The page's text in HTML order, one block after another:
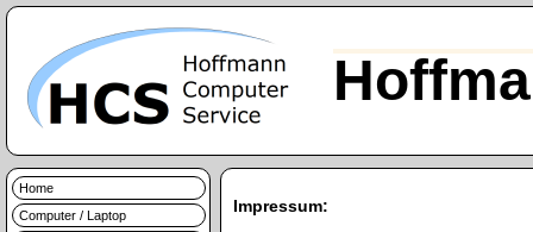
Home
Computer / Laptop
Impressum: